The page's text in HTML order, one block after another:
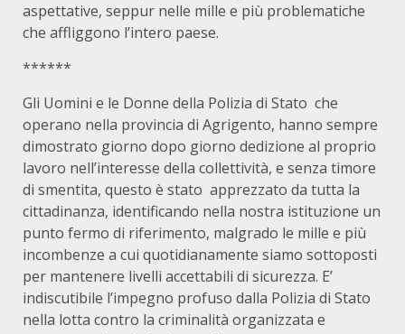
aspettative, seppur nelle mille e più problematiche
che affliggono l’intero paese.
******
Gli Uomini e le Donne della Polizia di Stato che
operano nella provincia di Agrigento, hanno sempre
dimostrato giorno dopo giorno dedizione al proprio
lavoro nell’interesse della collettività, e senza timore
di smentita, questo è stato apprezzato da tutta la
cittadinanza, identificando nella nostra istituzione un
punto fermo di riferimento, malgrado le mille e più
incombenze a cui quotidianamente siamo sottoposti
per mantenere livelli accettabili di sicurezza. E’
indiscutibile l’impegno profuso dalla Polizia di Stato
nella lotta contro la criminalità organizzata e